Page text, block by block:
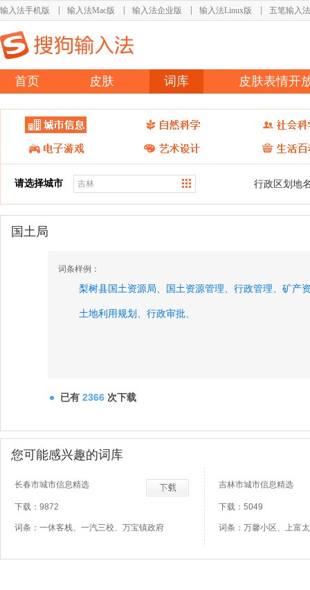
输入法手机版 输入法Mac版 输入法企业版 输入法Linux版 五笔输入法
首页 皮肤 词库 皮肤表情开
请选择城市 行政区划地
国土局
词条样例：
梨树县国土资源局、 国土资源管理、 行政管理、 矿产
土地利用规划、 行政审批、
已有 2366 次下载
您可能感兴趣的词库
长春市城市信息精选
下载：9872
词条：一休客栈、一汽三校、万宝镇政府
吉林市城市信息精选
下载：5049
词条：万馨小区、上富